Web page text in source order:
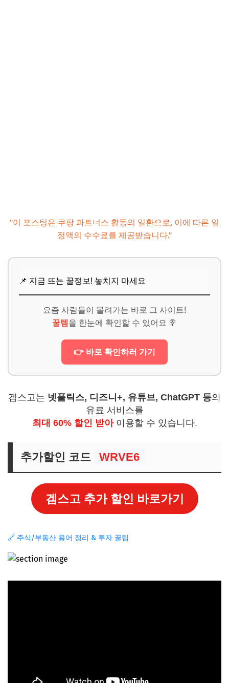
"이 포스팅은 쿠팡 파트너스 활동의 일환으로, 이에 따른 일
정액의 수수료를 제공받습니다."
📌 지금 뜨는 꿀정보! 놓치지 마세요
요즘 사람들이 몰려가는 바로 그 사이트!
꿀템 을 한눈에 확인할 수 있어요 🍭
👉 바로 확인하러 가기
겜스고는 넷플릭스, 디즈니+, 유튜브, ChatGPT 등의
유료 서비스를
최대 60% 할인 받아이용할 수 있습니다.
추가할인 코드 WRVE6
겜스고 추가 할인 바로가기
🔗 주식/부동산 용어 정리 & 투자 꿀팁